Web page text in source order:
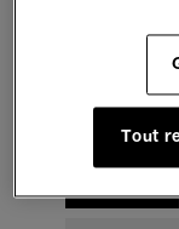
Musique
Tout